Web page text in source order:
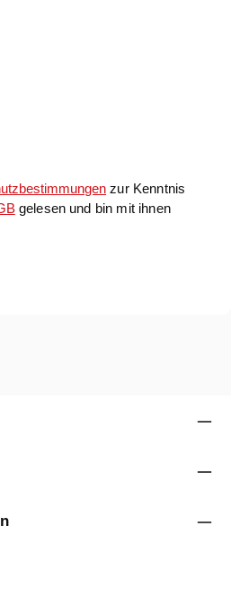
zur Kenntnis
gelesen und bin mit ihnen